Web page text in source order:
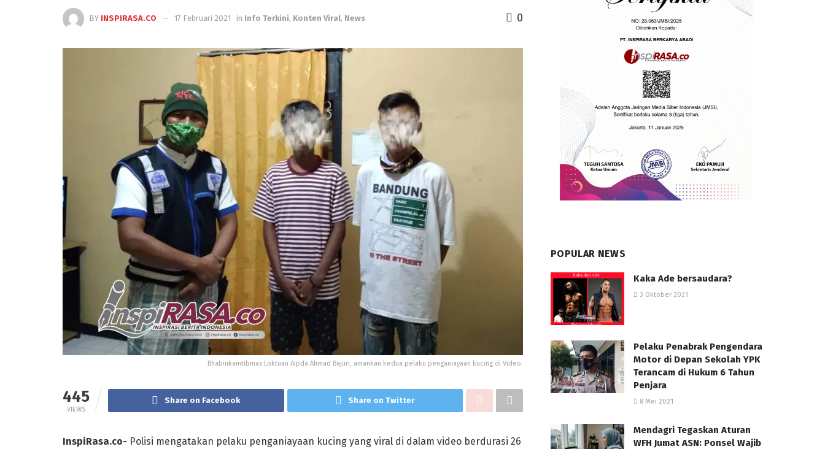
BY INSPIRASA.CO 17 Februari 2021 in Info Terkini, Konten Viral, News 0
Bhabinkamtibmas Loktuan Aipda Ahmad Bajuri, amankan kedua pelaku penganiayaan kucing di Video.
445
VIEWS
Share on Facebook Share on Twitter
InspiRasa.co- Polisi mengatakan pelaku penganiayaan kucing yang viral di dalam video berdurasi 26
POPULAR NEWS
Kaka Ade bersaudara?
3 Oktober 2021
Pelaku Penabrak Pengendara
Motor di Depan Sekolah YPK
Terancam di Hukum 6 Tahun
Penjara
8 Mei 2021
Mendagri Tegaskan Aturan
WFH Jumat ASN: Ponsel Wajib